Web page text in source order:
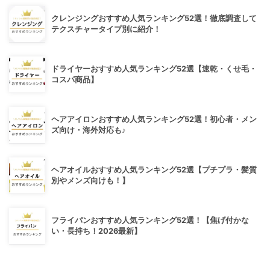
クレンジングおすすめ人気ランキング52選！徹底調査して
テクスチャータイプ別に紹介！
ドライヤーおすすめ人気ランキング52選【速乾・くせ毛・
コスパ商品】
ヘアアイロンおすすめ人気ランキング52選！初心者・メン
ズ向け・海外対応も♪
ヘアオイルおすすめ人気ランキング52選【プチプラ・髪質
別やメンズ向けも！】
フライパンおすすめ人気ランキング52選！【焦げ付かな
い・長持ち！2026最新】